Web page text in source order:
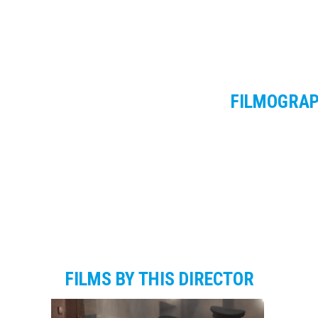
FILMS BY THIS DIRECTOR